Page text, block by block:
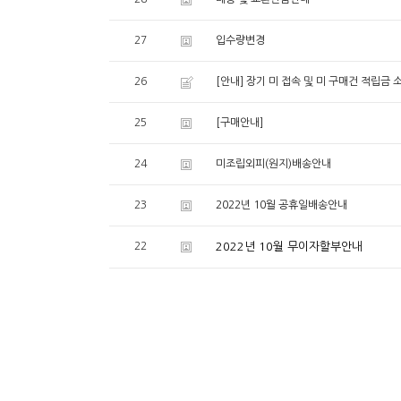
27 입수량변경
26 [안내] 장기 미 접속 및 미 구매건 적립금
25 [구매안내]
24 미조립외피(원지)배송안내
23 2022년 10월 공휴일배송안내
22 2022년 10월 무이자할부안내